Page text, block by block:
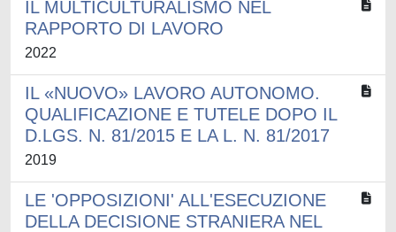
IL MULTICULTURALISMO NEL
RAPPORTO DI LAVORO
2022
IL «NUOVO» LAVORO AUTONOMO.
QUALIFICAZIONE E TUTELE DOPO IL
D.LGS. N. 81/2015 E LA L. N. 81/2017
2019
LE 'OPPOSIZIONI' ALL'ESECUZIONE
DELLA DECISIONE STRANIERA NEL